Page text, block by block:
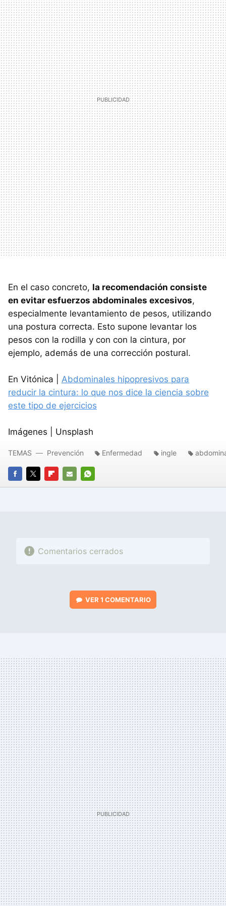
En el caso concreto, la recomendación consiste
en evitar esfuerzos abdominales excesivos,
especialmente levantamiento de pesos, utilizando
una postura correcta. Esto supone levantar los
pesos con la rodilla y con con la cintura, por
ejemplo, además de una corrección postural.
En Vitónica | Abdominales hipopresivos para
reducir la cintura: lo que nos dice la ciencia sobre
este tipo de ejercicios
Imágenes | Unsplash
FACEBOOK
TWITTERFLIPBOARD
E-
WHATSAPP
TEMAS Prevención Enfermedad ingle
Comentarios cerrados
VER 1 COMENTARIO